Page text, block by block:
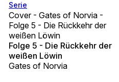
Serie
Cover - Gates of Norvia -
Folge 5 - Die Rückkehr der
weißen Löwin
Folge 5 - Die Rückkehr der
weißen Löwin
Gates of Norvia